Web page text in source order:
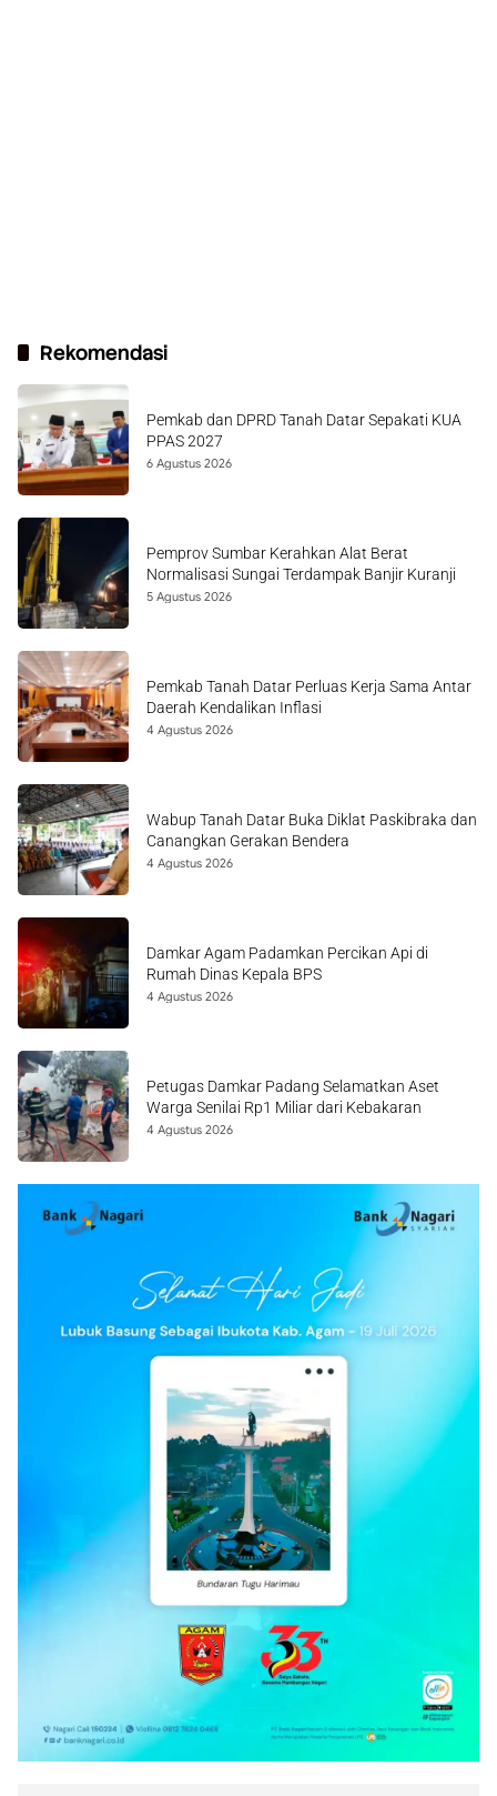
Rekomendasi
Pemkab dan DPRD Tanah Datar Sepakati KUA
PPAS 2027
6 Agustus 2026
Pemprov Sumbar Kerahkan Alat Berat
Normalisasi Sungai Terdampak Banjir Kuranji
5 Agustus 2026
Pemkab Tanah Datar Perluas Kerja Sama Antar
Daerah Kendalikan Inflasi
4 Agustus 2026
Wabup Tanah Datar Buka Diklat Paskibraka dan
Canangkan Gerakan Bendera
4 Agustus 2026
Damkar Agam Padamkan Percikan Api di
Rumah Dinas Kepala BPS
4 Agustus 2026
Petugas Damkar Padang Selamatkan Aset
Warga Senilai Rp1 Miliar dari Kebakaran
4 Agustus 2026